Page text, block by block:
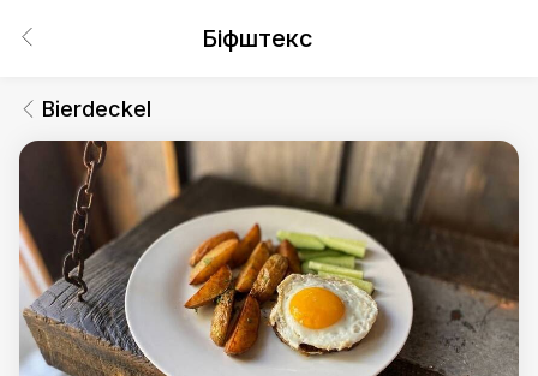
Біфштекс
Bierdeckel